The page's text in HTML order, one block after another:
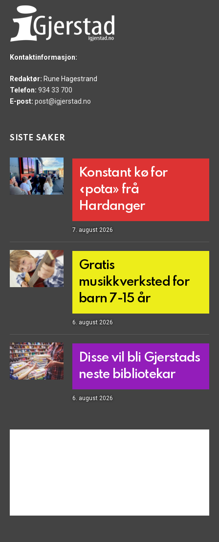
Kontaktinformasjon:
Redaktør: Rune Hagestrand
Telefon: 934 33 700
E-post: post@igjerstad.no
SISTE SAKER
Konstant kø for
«pota» frå
Hardanger
7. august 2026
Gratis
musikkverksted for
barn 7-15 år
6. august 2026
Disse vil bli Gjerstads
neste bibliotekar
6. august 2026